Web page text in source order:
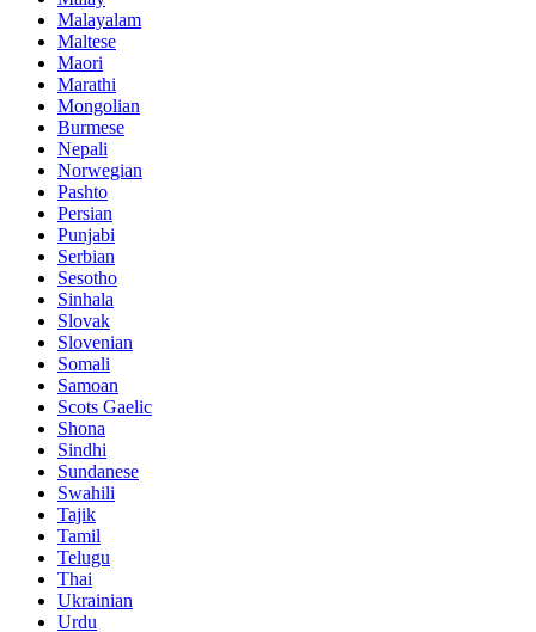
Malayalam
Maltese
Maori
Marathi
Mongolian
Burmese
Nepali
Norwegian
Pashto
Persian
Punjabi
Serbian
Sesotho
Sinhala
Slovak
Slovenian
Somali
Samoan
Scots Gaelic
Shona
Sindhi
Sundanese
Swahili
Tajik
Tamil
Telugu
Thai
Ukrainian
Urdu